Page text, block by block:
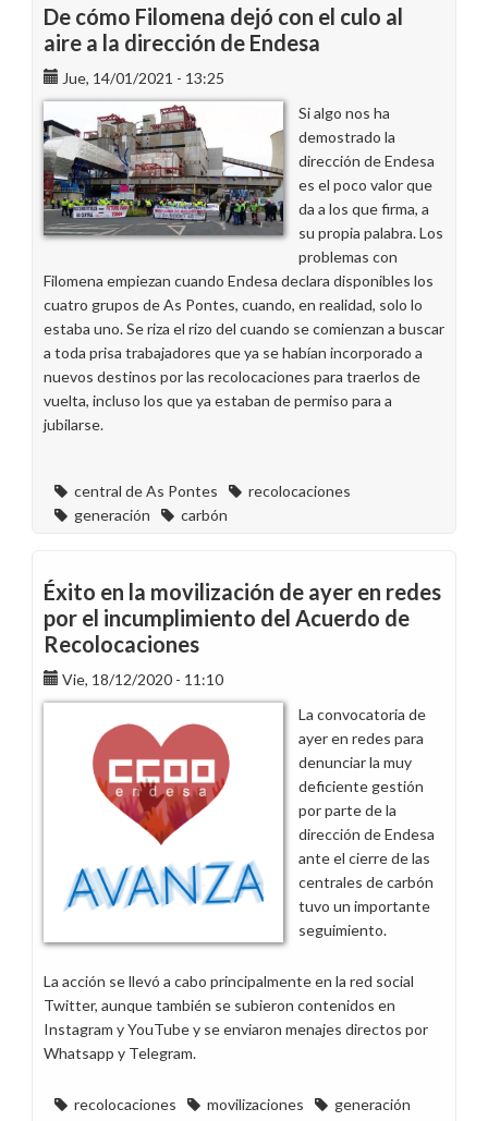
De cómo Filomena dejó con el culo al
aire a la dirección de Endesa
Jue, 14/01/2021 - 13:25
Si algo nos ha
demostrado la
dirección de Endesa
es el poco valor que
da a los que firma, a
su propia palabra. Los
problemas con
Filomena empiezan cuando Endesa declara disponibles los
cuatro grupos de As Pontes, cuando, en realidad, solo lo
estaba uno. Se riza el rizo del cuando se comienzan a buscar
a toda prisa trabajadores que ya se habían incorporado a
nuevos destinos por las recolocaciones para traerlos de
vuelta, incluso los que ya estaban de permiso para a
jubilarse.
central de As Pontes
recolocaciones
generación
carbón
Éxito en la movilización de ayer en redes
por el incumplimiento del Acuerdo de
Recolocaciones
Vie, 18/12/2020 - 11:10
La convocatoria de
ayer en redes para
denunciar la muy
deficiente gestión
por parte de la
dirección de Endesa
ante el cierre de las
centrales de carbón
tuvo un importante
seguimiento.
La acción se llevó a cabo principalmente en la red social
Twitter, aunque también se subieron contenidos en
Instagram y YouTube y se enviaron menajes directos por
Whatsapp y Telegram.
recolocaciones movilizaciones
generación